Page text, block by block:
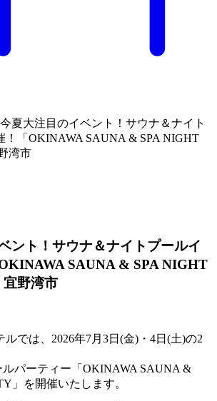
今夏大注目のイベント！サウナ＆ナイト
！「OKINAWA SAUNA & SPA NIGHT
湾市
ント！サウナ＆ナイトプールイ
SAUNA & SPA NIGHT
野湾市
では、2026年7月3日(金)・4日(土)の2
パーティー「OKINAWA SAUNA &
」を開催いたします。